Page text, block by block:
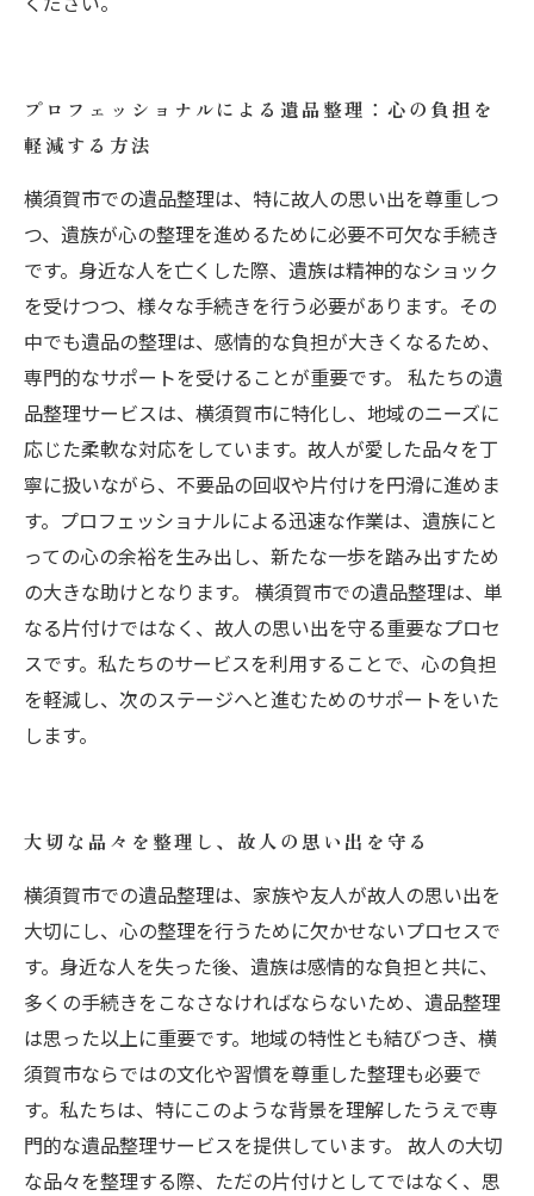
プロフェッショナルによる遺品整理：心の負担を
軽減する方法
横須賀市での遺品整理は、特に故人の思い出を尊重しつ
つ、遺族が心の整理を進めるために必要不可欠な手続き
です。身近な人を亡くした際、遺族は精神的なショック
を受けつつ、様々な手続きを行う必要があります。その
中でも遺品の整理は、感情的な負担が大きくなるため、
専門的なサポートを受けることが重要です。 私たちの遺
品整理サービスは、横須賀市に特化し、地域のニーズに
応じた柔軟な対応をしています。故人が愛した品々を丁
寧に扱いながら、不要品の回収や片付けを円滑に進めま
す。プロフェッショナルによる迅速な作業は、遺族にと
っての心の余裕を生み出し、新たな一歩を踏み出すため
の大きな助けとなります。 横須賀市での遺品整理は、単
なる片付けではなく、故人の思い出を守る重要なプロセ
スです。私たちのサービスを利用することで、心の負担
を軽減し、次のステージへと進むためのサポートをいた
します。
大切な品々を整理し、故人の思い出を守る
横須賀市での遺品整理は、家族や友人が故人の思い出を
大切にし、心の整理を行うために欠かせないプロセスで
す。身近な人を失った後、遺族は感情的な負担と共に、
多くの手続きをこなさなければならないため、遺品整理
は思った以上に重要です。地域の特性とも結びつき、横
須賀市ならではの文化や習慣を尊重した整理も必要で
す。私たちは、特にこのような背景を理解したうえで専
門的な遺品整理サービスを提供しています。 故人の大切
な品々を整理する際、ただの片付けとしてではなく、思